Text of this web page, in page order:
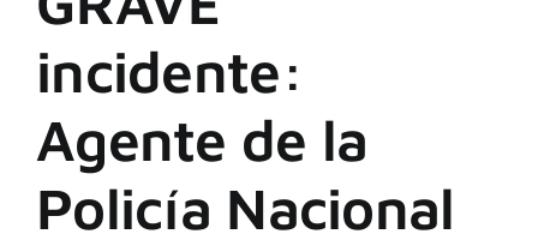
incidente:
Agente de la
Policía Nacional